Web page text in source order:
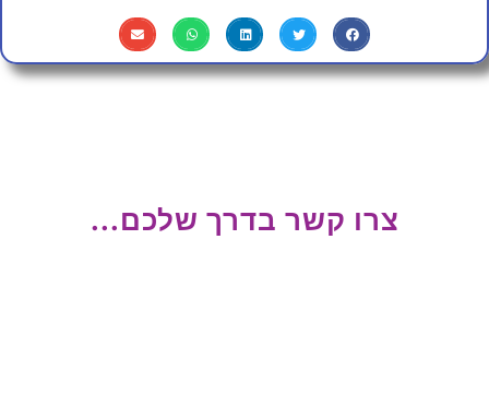
צרו קשר בדרך שלכם...